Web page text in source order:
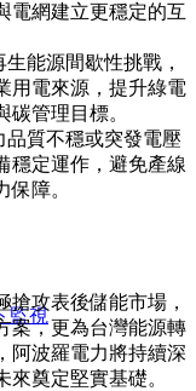
監視
電網建立更穩定的互
能源間歇性挑戰，
用電來源，提升綠電
管理目標。
質不穩或突發電壓
穩定運作，避免產線
障。
搶攻表後儲能市場，
案，更為台灣能源轉
阿波羅電力將持續深
奠定堅實基礎。